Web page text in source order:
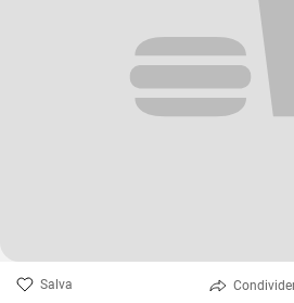
Salva